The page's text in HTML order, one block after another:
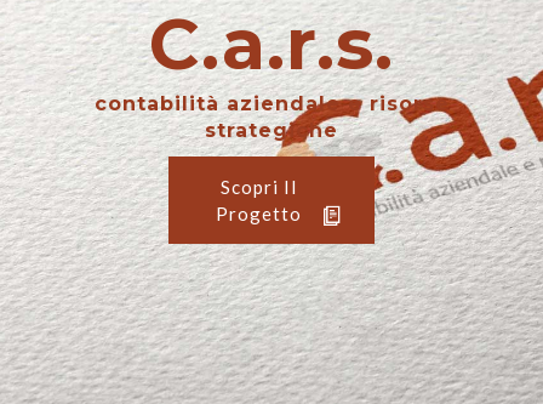
C.a.r.s.
contabilità aziendale e risorse
strategiche
Scopri Il
Progetto